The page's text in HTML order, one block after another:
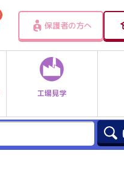
保護者の方へ
工場見学